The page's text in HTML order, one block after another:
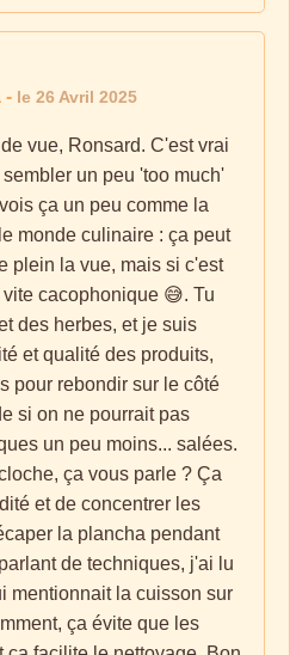
- le 26 Avril 2025
vue, Ronsard. C'est vrai
un peu 'too much'
ça un peu comme la
monde culinaire : ça peut
plein la vue, mais si c'est
cacophonique 😅. Tu
des herbes, et je suis
et qualité des produits,
pour rebondir sur le côté
si on ne pourrait pas
un peu moins... salées.
ça vous parle ? Ça
et de concentrer les
la plancha pendant
de techniques, j'ai lu
mentionnait la cuisson sur
ça évite que les